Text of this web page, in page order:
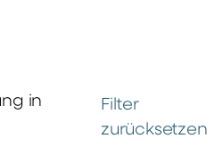
in
Filter
zurücksetzen